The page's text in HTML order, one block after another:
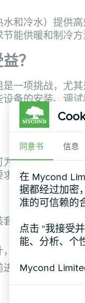
和冷水）提供
能供暖和制冷方
？
一项挑战，尤
备的安装、调
安装人员和最
进行定制，从
套件减少了连接
安装人员可以
行测试，以确
同意书 信息
在 Mycond
据都经过加密
准的可信赖的
点击 "我接受
能、分析、个
Mycond